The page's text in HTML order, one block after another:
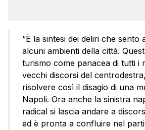
“È la sintesi dei deliri che sento
alcuni ambienti della città.
turismo come panacea di tutti i
vecchi discorsi del
risolvere così il disagio di una
Napoli. Ora anche la sinistra
radical si lascia andare a
ed è pronta a confluire nel